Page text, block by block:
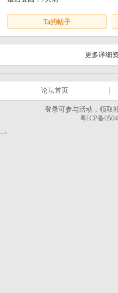
Ta的帖子
更多详细
论坛首页
登录可参与活动，领取
粤ICP备
-->